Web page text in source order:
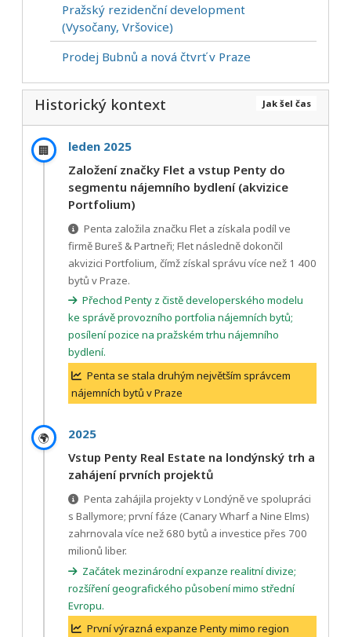
Pražský rezidenční development
(Vysočany, Vršovice)
Prodej Bubnů a nová čtvrť v Praze
Jak šel čas
Historický kontext
🏢
leden 2025
Založení značky Flet a vstup Penty do
segmentu nájemního bydlení (akvizice
Portfolium)
Penta založila značku Flet a získala podíl ve
firmě Bureš & Partneři; Flet následně dokončil
akvizici Portfolium, čímž získal správu více než 1 400
bytů v Praze.
Přechod Penty z čistě developerského modelu
ke správě provozního portfolia nájemních bytů;
posílení pozice na pražském trhu nájemního
bydlení.
Penta se stala druhým největším správcem
nájemních bytů v Praze
🌍
2025
Vstup Penty Real Estate na londýnský trh a
zahájení prvních projektů
Penta zahájila projekty v Londýně ve spolupráci
s Ballymore; první fáze (Canary Wharf a Nine Elms)
zahrnovala více než 680 bytů a investice přes 700
milionů liber.
Začátek mezinárodní expanze realitní divize;
rozšíření geografického působení mimo střední
Evropu.
První výrazná expanze Penty mimo region